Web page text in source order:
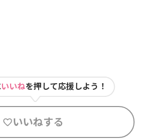
いいねを押して応援しよう！
いいねする